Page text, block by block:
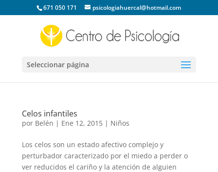
671 050 171 psicologiahuercal@hotmail.com
Seleccionar página
Celos infantiles
por Belén | Ene 12, 2015| Niños
Los celos son un estado afectivo complejo y
perturbador caracterizado por el miedo a perder o
ver reducidos el cariño y la atención de alguien